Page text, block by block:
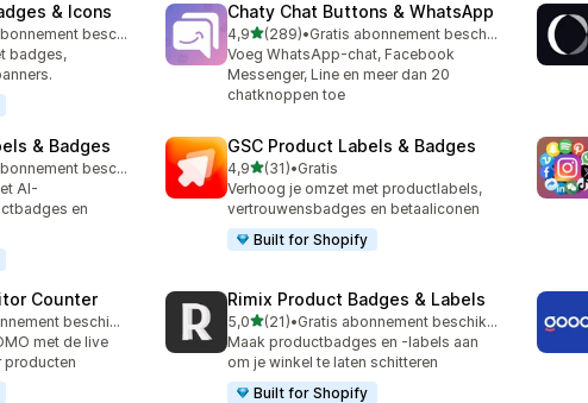
& Icons
Gratis abonnement beschikbaar
badges,
Chaty Chat Buttons & WhatsApp
4,9van 5 sterren
(289)
289 recensies in totaal
•
Gratis abonnement beschikbaar
Voeg WhatsApp-chat, Facebook
Messenger, Line en meer dan 20
chatknoppen toe
& Badges
Gratis abonnement beschikbaar
AI-
en
GSC Product Labels & Badges
4,9van 5 sterren
(31)
31 recensies in totaal
•Gratis
Verhoog je omzet met productlabels,
vertrouwensbadges en betaaliconen
Built for Shopify
Counter
Gratis abonnement beschikbaar
met de live
producten
Rimix Product Badges & Labels
5,0van 5 sterren
(21)
21 recensies in totaal
•
Gratis abonnement beschikbaar
Maak productbadges en -labels aan
om je winkel te laten schitteren
Built for Shopify